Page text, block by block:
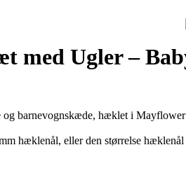
med Ugler –
barnevognskæde, hæklet i
hæklenål, eller den størrelse hæklenål